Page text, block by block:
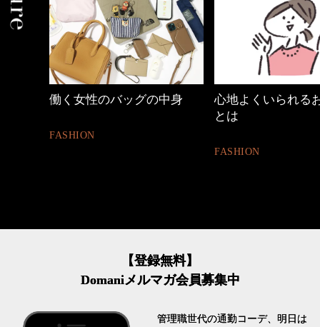
働く女性のバッグの中身
FASHION
心地よくいられる
とは
FASHION
【登録無料】
Domaniメルマガ会員募集中
管理職世代の通勤コーデ、明日は